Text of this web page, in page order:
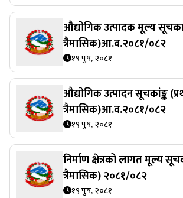
औद्योगिक उत्पादक मूल्य
त्रैमासिक)आ.व.२०८१/०८२
१९ पुष, २०८१
औद्योगिक उत्पादन सूचकांङ्क
त्रैमासिक)आ.व.२०८१/०८२
१९ पुष, २०८१
निर्माण क्षेत्रको लागत मूल्य
त्रैमासिक) २०८१/०८२
१९ पुष, २०८१